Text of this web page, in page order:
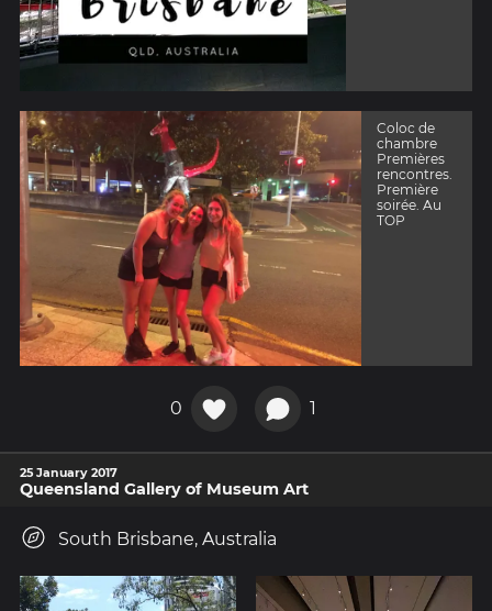
Coloc de
chambre
Premières
rencontres.
Première
soirée. Au
TOP
0 1
25 January 2017
Queensland Gallery of Museum Art
South Brisbane, Australia